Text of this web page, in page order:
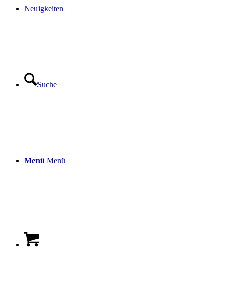
Neuigkeiten
Suche
Menü Menü